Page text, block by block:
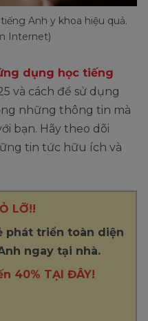
Anh y khoa hiệu quả.
Internet)
dụng học tiếng
và cách để sử dụng
những thông tin mà
bạn. Hãy theo dõi
tin tức hữu ích và
LỠ!!
phát triển toàn diện
ngay tại nhà.
40% TẠI ĐÂY!